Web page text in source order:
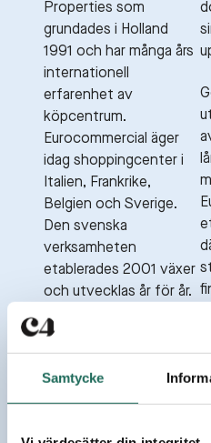
Samtycke
Properties som
grundades i Holland
1991 och har många års
internationell
erfarenhet av
köpcentrum.
Eurocommercial äger
idag shoppingcenter i
Italien, Frankrike,
Belgien och Sverige.
Den svenska
verksamheten
etablerades 2001 växer
och utvecklas år för år.
Idag äger
Eurocommercial totalt
åtta köpcentrum i
Sverige, Avion